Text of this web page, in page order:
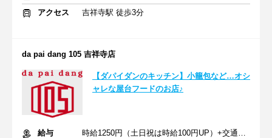
アクセス
吉祥寺駅 徒歩3分
da pai dang 105 吉祥寺店
【ダパイダンのキッチン】小籠包など…オシ
ャレな屋台フードのお店♪
給与
時給1250円（土日祝は時給100円UP）+交通費支給